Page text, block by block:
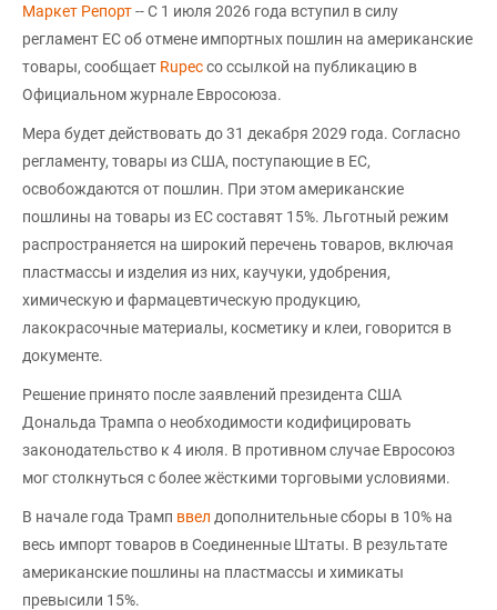
Маркет Репорт-- С 1 июля 2026 года вступил в силу
регламент ЕС об отмене импортных пошлин на американские
товары, сообщает Rupecсо ссылкой на публикацию в
Официальном журнале Евросоюза.
Мера будет действовать до 31 декабря 2029 года. Согласно
регламенту, товары из США, поступающие в ЕС,
освобождаются от пошлин. При этом американские
пошлины на товары из ЕС составят 15%. Льготный режим
распространяется на широкий перечень товаров, включая
пластмассы и изделия из них, каучуки, удобрения,
химическую и фармацевтическую продукцию,
лакокрасочные материалы, косметику и клеи, говорится в
документе.
Решение принято после заявлений президента США
Дональда Трампа о необходимости кодифицировать
законодательство к 4 июля. В противном случае Евросоюз
мог столкнуться с более жёсткими торговыми условиями.
В начале года Трамп ввел дополнительные сборы в 10% на
весь импорт товаров в Соединенные Штаты. В результате
американские пошлины на пластмассы и химикаты
превысили 15%.